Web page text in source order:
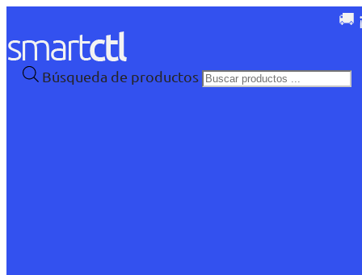
🚚
Búsqueda de productos